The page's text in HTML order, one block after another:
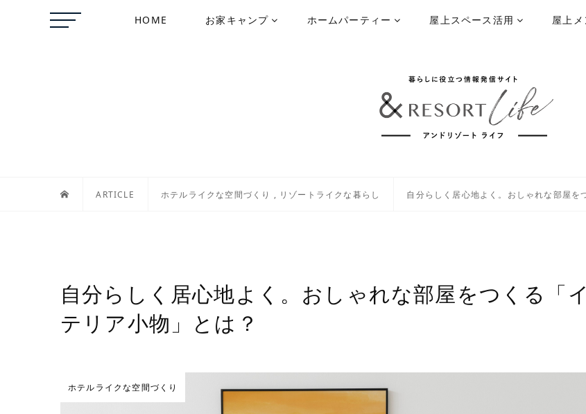
HOME お家キャンプ ホームパーティー 屋上スペース活用 屋上
ARTICLE ホテルライクな空間づくり , リゾートライクな暮らし 自分らしく居心地よく。おしゃれな部屋を
自分らしく居心地よく。おしゃれな部屋をつくる「
テリア小物」とは？
ホテルライクな空間づくり